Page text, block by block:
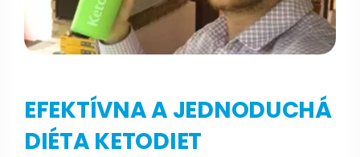
EFEKTÍVNA A JEDNODUCHÁ
DIÉTA KETODIET